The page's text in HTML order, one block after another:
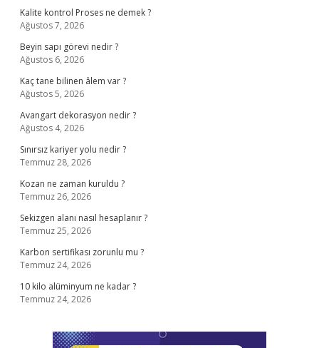
Kalite kontrol Proses ne demek ?
Ağustos 7, 2026
Beyin sapı görevi nedir ?
Ağustos 6, 2026
Kaç tane bilinen âlem var ?
Ağustos 5, 2026
Avangart dekorasyon nedir ?
Ağustos 4, 2026
Sınırsız kariyer yolu nedir ?
Temmuz 28, 2026
Kozan ne zaman kuruldu ?
Temmuz 26, 2026
Sekizgen alanı nasıl hesaplanır ?
Temmuz 25, 2026
Karbon sertifikası zorunlu mu ?
Temmuz 24, 2026
10 kilo alüminyum ne kadar ?
Temmuz 24, 2026